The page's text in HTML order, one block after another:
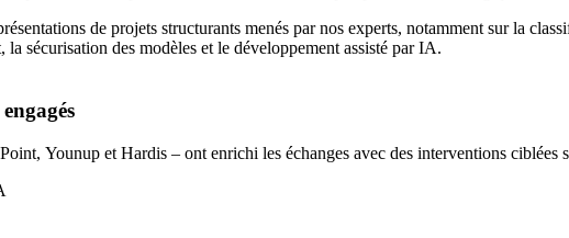
de projets structurants menés par nos experts, notamment sur la
la sécurisation des modèles et le développement assisté par IA.
Younup et Hardis – ont enrichi les échanges avec des interventions ciblées